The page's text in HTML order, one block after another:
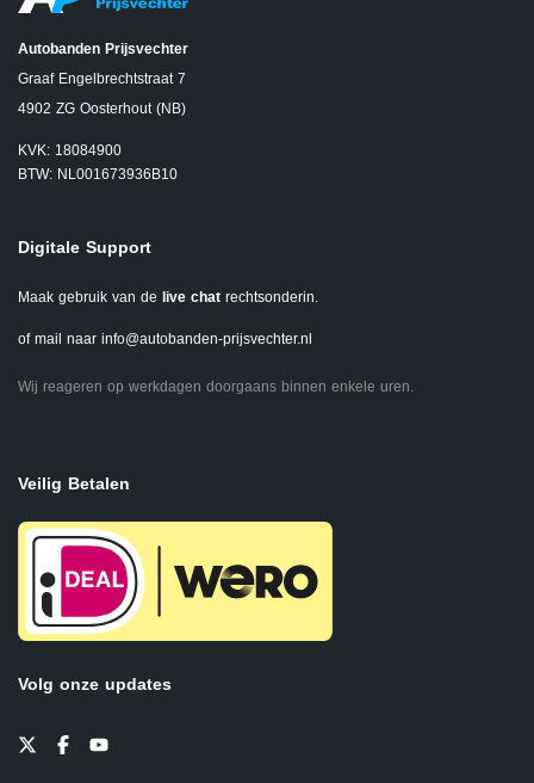
Autobanden Prijsvechter
Graaf Engelbrechtstraat 7
4902 ZG Oosterhout (NB)
KVK: 18084900
BTW: NL001673936B10
Digitale Support
Maak gebruik van de live chat rechtsonderin.
of mail naar info@autobanden-prijsvechter.nl
Wij reageren op werkdagen doorgaans binnen enkele uren.
Veilig Betalen
Volg onze updates